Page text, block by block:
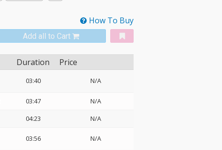
How To Buy
Add all to Cart
Duration Price
03:40 N/A
03:47
N/A
04:23 N/A
03:56 N/A